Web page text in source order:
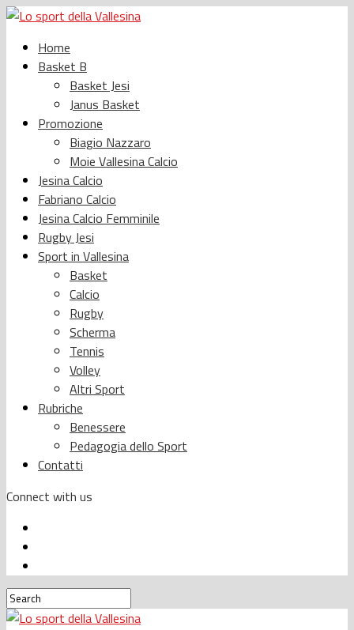
Home
Basket B
Basket Jesi
Janus Basket
Promozione
Biagio Nazzaro
Moie Vallesina Calcio
Jesina Calcio
Fabriano Calcio
Jesina Calcio Femminile
Rugby Jesi
Sport in Vallesina
Basket
Calcio
Rugby
Scherma
Tennis
Volley
Altri Sport
Rubriche
Benessere
Pedagogia dello Sport
Contatti
Connect with us